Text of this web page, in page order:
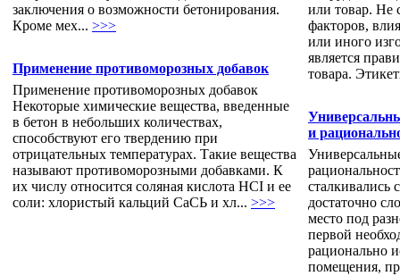
заключения о возможности бетонирования.
Кроме мех... >>>
Применение противоморозных добавок
Применение противоморозных добавок
Некоторые химические вещества, введенные
в бетон в небольших количествах,
способствуют его твердению при
отрицательных температурах. Такие вещества
называют противоморозными добавками. К
их числу относится соляная кислота HCI и ее
соли: хлористый кальций СаСЬ и хл... >>>
или товар. Не
факторов,
или иного
является
товара.
и
сталкивались
достаточно
место под
первой
рационально
помещения,